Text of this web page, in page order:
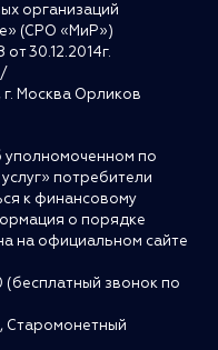
организаций
(СРО «МиР»)
30.12.2014г.
Москва Орликов
по
потребители
к финансовому
о порядке
на официальном сайте
звонок по
Старомонетный